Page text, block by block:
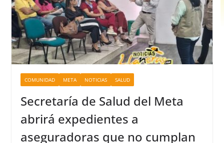
COMUNIDAD META NOTICIAS SALUD
Secretaría de Salud del Meta
abrirá expedientes a
aseguradoras que no cumplan